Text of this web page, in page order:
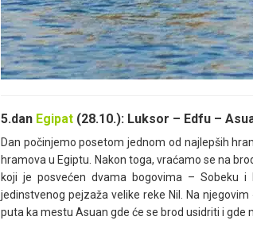
5.dan Egipat (28.10.): Luksor – Edfu –
Dan počinjemo posetom jednom od najlepših
hramova u Egiptu. Nakon toga, vraćamo se na
koji je posvećen dvama bogovima – Sobeku
jedinstvenog pejzaža velike reke Nil. Na
puta ka mestu Asuan gde će se brod usidriti i gde